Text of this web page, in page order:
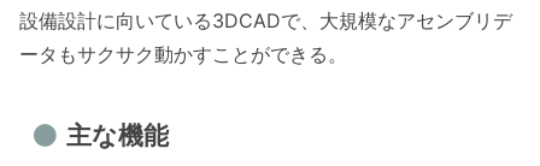
設備設計に向いている3DCADで、大規模なアセンブリデ
ータもサクサク動かすことができる。
主な機能